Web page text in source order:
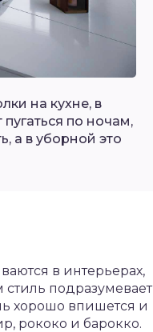
на кухне, в
по ночам,
а в уборной это
в интерьерах,
стиль подразумевает
хорошо впишется и
рококо и барокко.